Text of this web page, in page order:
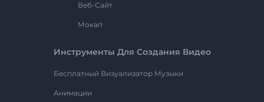
Веб-Сайт
Мокап
Инструменты Для Создания Видео
Бесплатный Визуализатор Музыки
Анимации